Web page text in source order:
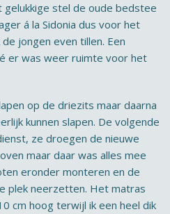
gelukkige stel de oude bedstee
á la Sidonia dus voor het
jongen even tillen. Een
er was weer ruimte voor het
op de driezits maar daarna
kunnen slapen. De volgende
ze droegen de nieuwe
maar daar was alles mee
eronder monteren en de
plek neerzetten. Het matras
cm hoog terwijl ik een heel dik